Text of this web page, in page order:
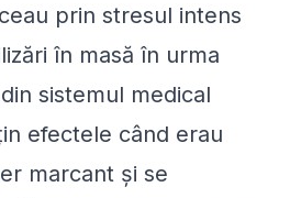
prin stresul intens
în masă în urma
sistemul medical
efectele când erau
marcant și se